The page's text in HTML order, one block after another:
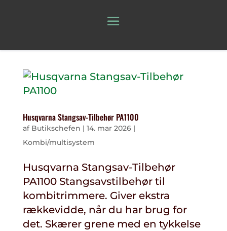
Husqvarna Stangsav-Tilbehør PA1100
af Butikschefen | 14. mar 2026|
Kombi/multisystem
Husqvarna Stangsav-Tilbehør
PA1100 Stangsavstilbehør til
kombitrimmere. Giver ekstra
rækkevidde, når du har brug for
det. Skærer grene med en tykkelse